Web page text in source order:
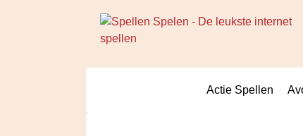
Actie Spellen